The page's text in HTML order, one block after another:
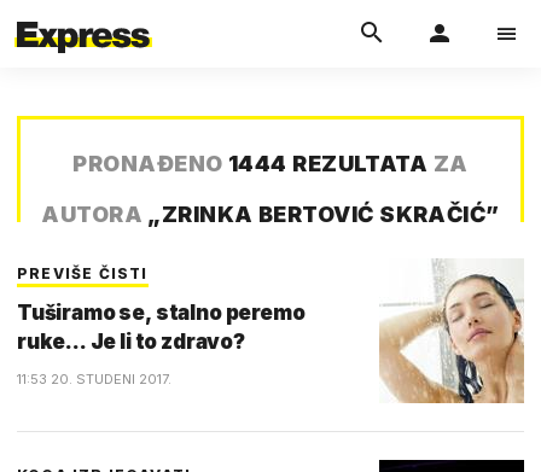
PRONAĐENO 1444 REZULTATA ZA
AUTORA „ZRINKA BERTOVIĆ SKRAČIĆ”
PREVIŠE ČISTI
Tuširamo se, stalno peremo
ruke... Je li to zdravo?
11:53 20. STUDENI 2017.